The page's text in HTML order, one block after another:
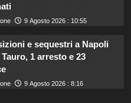
9 Agosto 2026 : 10:55
e sequestri a Napoli
1 arresto e 23
9 Agosto 2026 : 8:16